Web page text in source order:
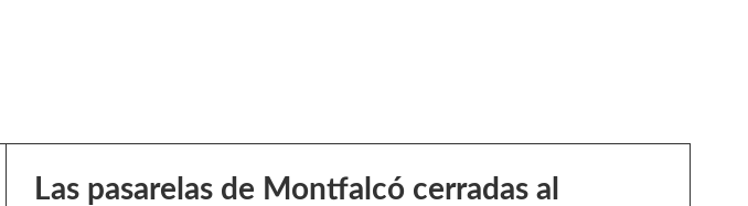
Las pasarelas de Montfalcó cerradas al